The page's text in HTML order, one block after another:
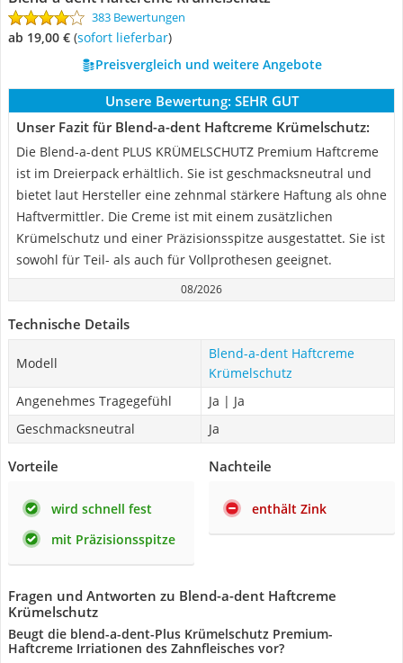
383 Bewertungen
ab 19,00 € ( Sofort lieferbar)
Preisvergleich und weitere Angebote
Unsere Bewertung: SEHR GUT
Unser Fazit für Blend-a-dent Haftcreme Krümelschutz:
Die Blend-a-dent PLUS KRÜMELSCHUTZ Premium Haftcreme
ist im Dreierpack erhältlich. Sie ist geschmacksneutral und
bietet laut Hersteller eine zehnmal stärkere Haftung als ohne
Haftvermittler. Die Creme ist mit einem zusätzlichen
Krümelschutz und einer Präzisionsspitze ausgestattet. Sie ist
sowohl für Teil- als auch für Vollprothesen geeignet.
08/2026
Technische Details
Modell
Blend-a-dent Haftcreme
Krümelschutz
Angenehmes Tragegefühl
Ja | Ja
Geschmacksneutral
Ja
Vorteile
wird schnell fest
mit Präzisionsspitze
Nachteile
enthält Zink
Fragen und Antworten zu Blend-a-dent Haftcreme
Krümelschutz
Beugt die blend-a-dent-Plus Krümelschutz Premium-
Haftcreme Irriationen des Zahnfleisches vor?